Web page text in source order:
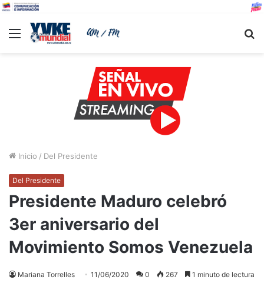
Menu
Inicio / Del Presidente
Del Presidente
Presidente Maduro celebró
3er aniversario del
Movimiento Somos Venezuela
Mariana Torrelles 11/06/2020 0 267 1 minuto de lectura